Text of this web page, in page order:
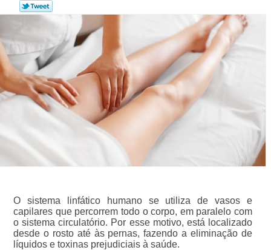
O sistema linfático humano se utiliza de vasos e
capilares que percorrem todo o corpo, em paralelo com
o sistema circulatório. Por esse motivo, está localizado
desde o rosto até às pernas, fazendo a eliminação de
líquidos e toxinas prejudiciais à saúde.